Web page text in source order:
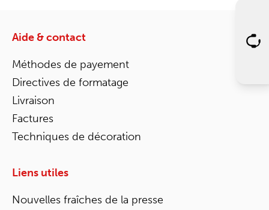
Aide & contact
Méthodes de payement
Directives de formatage
Livraison
Factures
Techniques de décoration
Liens utiles
Nouvelles fraîches de la presse